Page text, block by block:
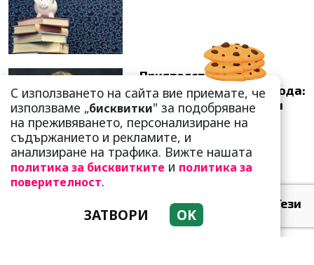
Приятелството е
възможно и след развода:
Арнолд Шварценегер и
Мария Шр...
Връзката ви буксува: Тези
червени флагчета ги
С използването на сайта вие приемате, че
използваме „бисквитки" за подобряване
на преживяването, персонализиране на
съдържанието и рекламите, и
анализиране на трафика. Вижте нашата
политика за бисквитките и политика за
поверителност.
ЗАТВОРИ OK